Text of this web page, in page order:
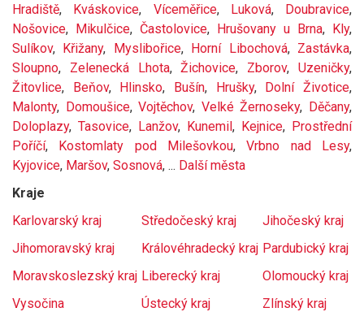
Hradiště, Kváskovice, Víceměřice, Luková, Doubravice,
Nošovice, Mikulčice, Častolovice, Hrušovany u Brna, Kly,
Sulíkov, Křižany, Myslibořice, Horní Libochová, Zastávka,
Sloupno, Zelenecká Lhota,Žichovice, Zborov,Uzeničky,
Žitovlice, Beňov, Hlinsko, Bušín, Hrušky, Dolní Životice,
Malonty, Domoušice,Vojtěchov, Velké Žernoseky, Děčany,
Doloplazy, Tasovice, Lanžov, Kunemil, Kejnice, Prostřední
Poříčí, Kostomlaty pod Milešovkou,Vrbno nad Lesy,
Kyjovice, Maršov, Sosnová, ... Další města
Kraje
Karlovarský kraj
Středočeský kraj
Jihočeský kraj
Jihomoravský kraj
Královéhradecký kraj Pardubický kraj
Moravskoslezský kraj Liberecký kraj
Olomoucký kraj
Vysočina
Ústecký kraj
Zlínský kraj